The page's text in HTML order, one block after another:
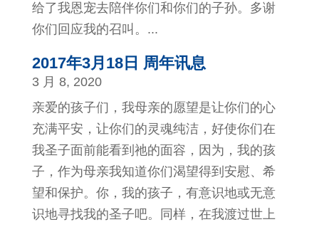
给了我恩宠去陪伴你们和你们的子孙。多谢
你们回应我的召叫。...
2017年3月18日 周年讯息
3 月 8, 2020
亲爱的孩子们，我母亲的愿望是让你们的心
充满平安，让你们的灵魂纯洁，好使你们在
我圣子面前能看到祂的面容，因为，我的孩
子，作为母亲我知道你们渴望得到安慰、希
望和保护。你，我的孩子，有意识地或无意
识地寻找我的圣子吧。同样，在我渡过世上